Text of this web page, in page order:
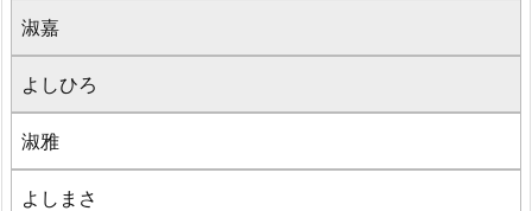
淑嘉
よしひろ
淑雅
よしまさ